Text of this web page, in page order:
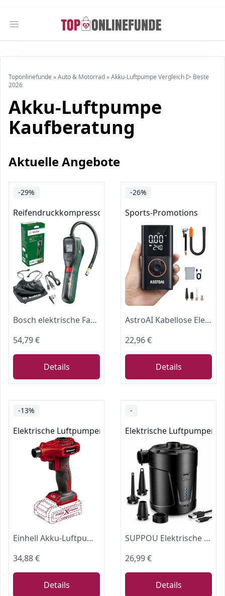
Open main menu
Toponlinefunde »Auto & Motorrad»Akku-Luftpumpe Vergleich ▷ Beste
2026
Akku-Luftpumpe
Kaufberatung
Aktuelle Angebote
-29%
Reifendruckkompressoren & -pumpen
Bosch elektrische Fahrradpumpe/Luftpumpe/Mini Kompressor EasyPump (3,0 Ah Akku, 3,6 Volt, Autostop-Funktion, 150 PSI, 10,3 bar, LED, über USB-C® wiederaufladbar, im Karton)
54,79 €
Details
-26%
Sports-Promotions
AstroAI Kabellose Elektrische Luftpumpe, Tragbare Akku Fahrradpumpe
22,96 €
Details
-13%
Elektrische Luftpumpen
Einhell Akku-Luftpumpe CE-AP 18 Li-Solo
34,88 €
Details
-
Elektrische Luftpumpen
SUPPOU Elektrische Luftpumpe,5200mAh Wiederaufladbare Akku Luftpumpe Planschbecken Pool Kinder,Mini Elektrische Pump Inflator mit 4 Luftdüsen,Schnell Inflator für Schlauchboot und Luftmatratze
26,99 €
Details